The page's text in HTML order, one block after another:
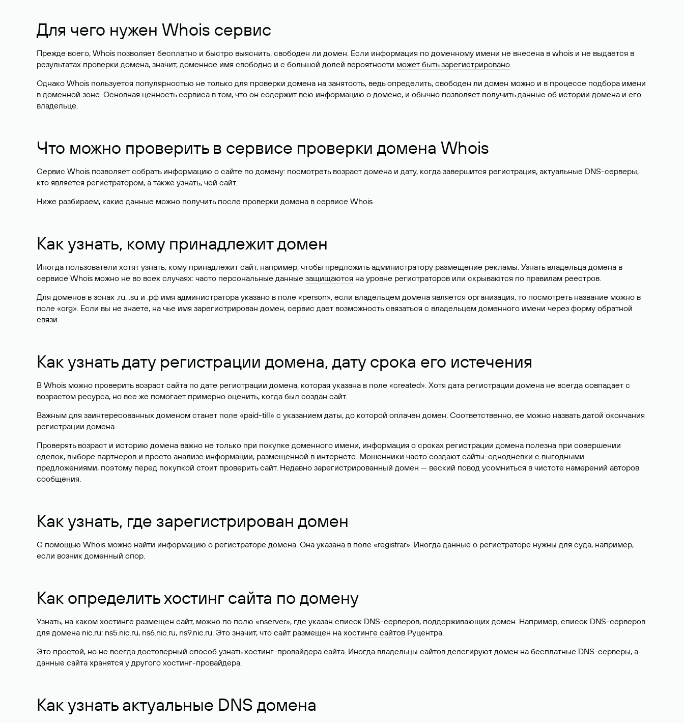
Для чего нужен Whois сервис
Прежде всего, Whois позволяет бесплатно и быстро выяснить, свободен ли домен. Если информация по доменному имени не внесена в whois и не выдается в
результатах проверки домена, значит, доменное имя свободно и с большой долей вероятности может быть зарегистрировано.
Однако Whois пользуется популярностью не только для проверки домена на занятость, ведь определить, свободен ли домен можно и в процессе подбора имени
в доменной зоне. Основная ценность сервиса в том, что он содержит всю информацию о домене, и обычно позволяет получить данные об истории домена и его
владельце.
Что можно проверить в сервисе проверки домена Whois
Сервис Whois позволяет собрать информацию о сайте по домену: посмотреть возраст домена и дату, когда завершится регистрация, актуальные DNS-серверы,
кто является регистратором, а также узнать, чей сайт.
Ниже разбираем, какие данные можно получить после проверки домена в сервисе Whois.
Как узнать, кому принадлежит домен
Иногда пользователи хотят узнать, кому принадлежит сайт, например, чтобы предложить администратору размещение рекламы. Узнать владельца домена в
сервисе Whois можно не во всех случаях: часто персональные данные защищаются на уровне регистраторов или скрываются по правилам реестров.
Для доменов в зонах .ru, .su и .рф имя администратора указано в поле «person», если владельцем домена является организация, то посмотреть название можно в
поле «org». Если вы не знаете, на чье имя зарегистрирован домен, сервис дает возможность связаться с владельцем доменного имени через форму обратной
связи.
Как узнать дату регистрации домена, дату срока его истечения
В Whois можно проверить возраст сайта по дате регистрации домена, которая указана в поле «created». Хотя дата регистрации домена не всегда совпадает с
возрастом ресурса, но все же помогает примерно оценить, когда был создан сайт.
Важным для заинтересованных доменом станет поле «paid-till» с указанием даты, до которой оплачен домен. Соответственно, ее можно назвать датой окончания
регистрации домена.
Проверять возраст и историю домена важно не только при покупке доменного имени, информация о сроках регистрации домена полезна при совершении
сделок, выборе партнеров и просто анализе информации, размещенной в интернете. Мошенники часто создают сайты-однодневки с выгодными
предложениями, поэтому перед покупкой стоит проверить сайт. Недавно зарегистрированный домен — веский повод усомниться в чистоте намерений авторов
сообщения.
Как узнать, где зарегистрирован домен
С помощью Whois можно найти информацию о регистраторе домена. Она указана в поле «registrar». Иногда данные о регистраторе нужны для суда, например,
если возник доменный спор.
Как определить хостинг сайта по домену
Узнать, на каком хостинге размещен сайт, можно по полю «nserver», где указан список DNS-серверов, поддерживающих домен. Например, список DNS-серверов
для домена nic.ru: ns5.nic.ru, ns6.nic.ru, ns9.nic.ru. Это значит, что сайт размещен на хостинге сайтов Руцентра.
Это простой, но не всегда достоверный способ узнать хостинг-провайдера сайта. Иногда владельцы сайтов делегируют домен на бесплатные DNS-серверы, а
данные сайта хранятся у другого хостинг-провайдера.
Как узнать актуальные DNS домена